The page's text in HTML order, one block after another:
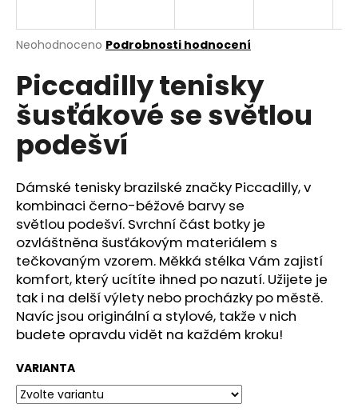
Průměrné
produktu
je
0,0
z
5
hvězdiček.
Neohodnoceno Podrobnosti hodnocení
Piccadilly tenisky
šusťákové se světlou
podešví
Dámské tenisky brazilské značky Piccadilly, v
kombinaci černo-béžové barvy se
světlou podešví. Svrchní část botky je
ozvláštněna šusťákovým materiálem s
tečkovaným vzorem. Měkká stélka Vám zajistí
komfort, který ucítíte ihned po nazutí. Užijete je
tak i na delší výlety nebo procházky po městě.
Navíc jsou originální a stylové, takže v nich
budete opravdu vidět na každém kroku!
VARIANTA
j
t
?
HLEDAT
D
o
p
o
r
u
č
u